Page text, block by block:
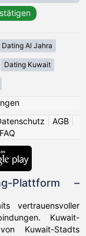
Dating Al Jahra
Dating Kuwait
AGB
FAQ
Plattform –
vertrauensvoller
Kuwait-
Kuwait-Stadts